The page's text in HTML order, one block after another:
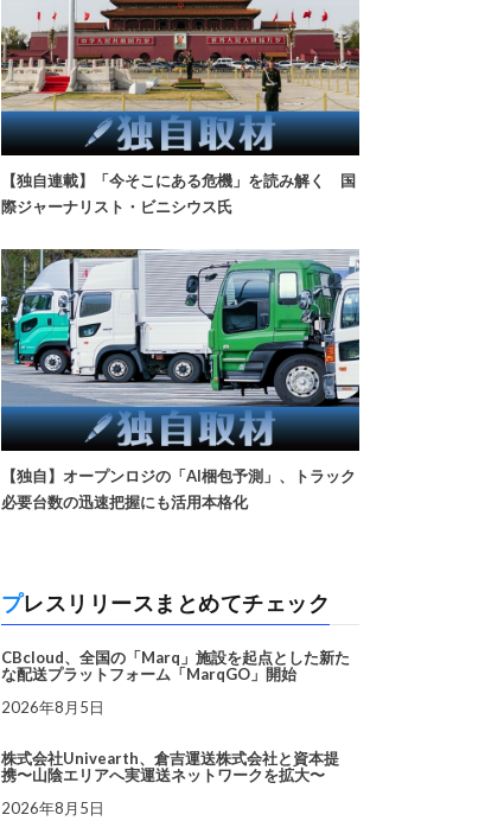
【独自連載】「今そこにある危機」を読み解く 国
際ジャーナリスト・ビニシウス氏
【独自】オープンロジの「AI梱包予測」、トラック
必要台数の迅速把握にも活用本格化
プレスリリースまとめてチェック
CBcloud、全国の「Marq」施設を起点とした新た
な配送プラットフォーム「MarqGO」開始
2026年8月5日
株式会社Univearth、倉吉運送株式会社と資本提
携〜山陰エリアへ実運送ネットワークを拡大〜
2026年8月5日